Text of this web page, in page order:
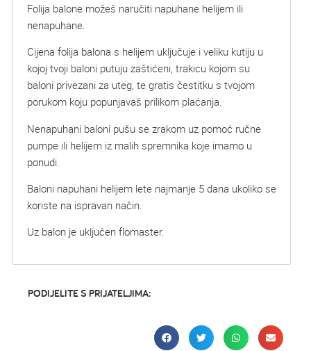
Folija balone možeš naručiti napuhane helijem ili
nenapuhane.
Cijena folija balona s helijem uključuje i veliku kutiju u
kojoj tvoji baloni putuju zaštićeni, trakicu kojom su
baloni privezani za uteg, te gratis čestitku s tvojom
porukom koju popunjavaš prilikom plaćanja.
Nenapuhani baloni pušu se zrakom uz pomoć ručne
pumpe ili helijem iz malih spremnika koje imamo u
ponudi.
Baloni napuhani helijem lete najmanje 5 dana ukoliko se
koriste na ispravan način.
Uz balon je uključen flomaster.
PODIJELITE S PRIJATELJIMA: